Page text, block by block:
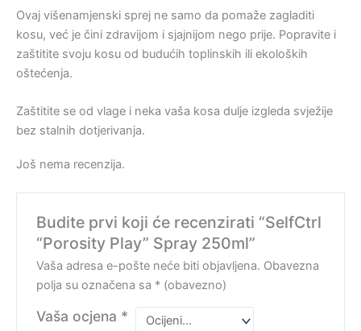
Ovaj višenamjenski sprej ne samo da pomaže zagladiti
kosu, već je čini zdravijom i sjajnijom nego prije. Popravite i
zaštitite svoju kosu od budućih toplinskih ili ekoloških
oštećenja.
Zaštitite se od vlage i neka vaša kosa dulje izgleda svježije
bez stalnih dotjerivanja.
Još nema recenzija.
Budite prvi koji će recenzirati “SelfCtrl
“Porosity Play” Spray 250ml”
Vaša adresa e-pošte neće biti objavljena. Obavezna
polja su označena sa * (obavezno)
Vaša ocjena *